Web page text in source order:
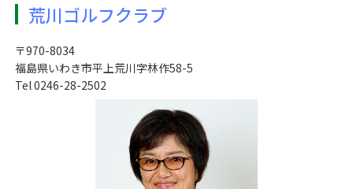
荒川ゴルフクラブ
〒970-8034
福島県いわき市平上荒川字林作58-5
Tel 0246-28-2502